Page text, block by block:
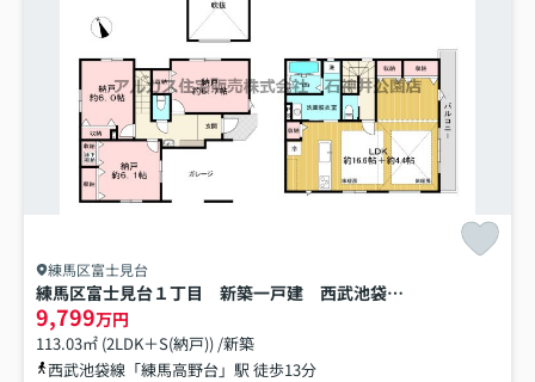
練馬区富士見台
練馬区富士見台１丁目 新築一戸建 西武池袋線 富士見台
9,799万円
113.03㎡ (2LDK＋S(納戸)) /新築
西武池袋線「練馬高野台」駅 徒歩13分